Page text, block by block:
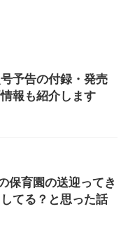
予告の付録・発売
報も紹介します
保育園の送迎ってき
てる？と思った話